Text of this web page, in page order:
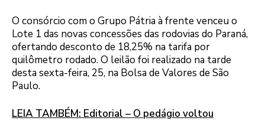
O consórcio com o Grupo Pátria à frente venceu o
Lote 1 das novas concessões das rodovias do Paraná,
ofertando desconto de 18,25% na tarifa por
quilômetro rodado. O leilão foi realizado na tarde
desta sexta-feira, 25, na Bolsa de Valores de São
Paulo.
LEIA TAMBÉM: Editorial – O pedágio voltou